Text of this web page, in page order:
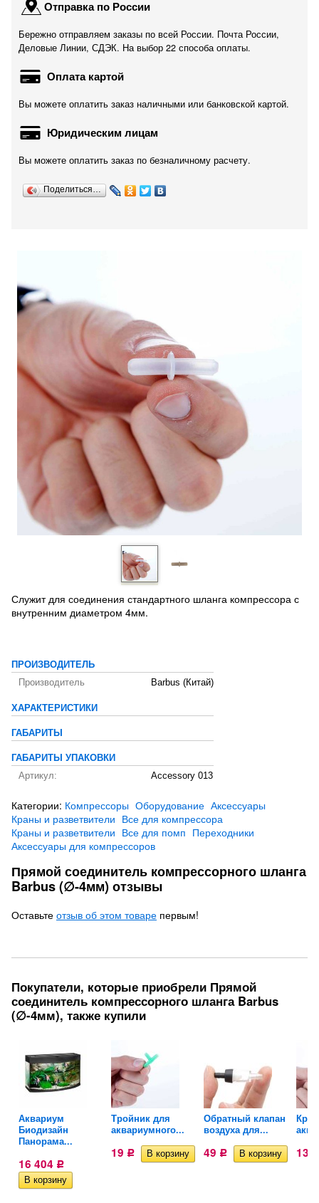
Отправка по России
Бережно отправляем заказы по всей России. Почта России,
Деловые Линии, СДЭК. На выбор 22 способа оплаты.
Оплата картой
Вы можете оплатить заказ наличными или банковской картой.
Юридическим лицам
Вы можете оплатить заказ по безналичному расчету.
Поделиться…
Служит для соединения стандартного шланга компрессора с
внутренним диаметром 4мм.
ПРОИЗВОДИТЕЛЬ
Производитель
Barbus (Китай)
ХАРАКТЕРИСТИКИ
ГАБАРИТЫ
ГАБАРИТЫ УПАКОВКИ
Артикул:
Accessory 013
Категории: Компрессоры Оборудование Аксессуары
Краны и разветвители Все для компрессора
Краны и разветвители Все для помп Переходники
Аксессуары для компрессоров
Прямой соединитель компрессорного шланга
Barbus (∅-4мм) отзывы
Оставьте отзыв об этом товаре первым!
Покупатели, которые приобрели Прямой
соединитель компрессорного шланга Barbus
(∅-4мм), также купили
Аквариум
Биодизайн
Панорама...
16 404 Р
Тройник для
аквариумного...
19 Р
Обратный клапан
воздуха для...
49 Р 13